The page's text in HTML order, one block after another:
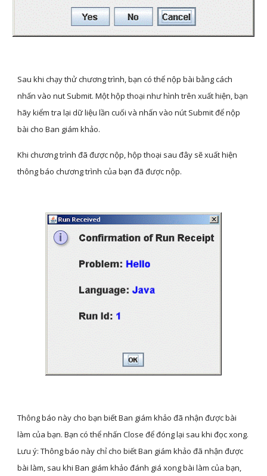
Sau khi chạy thử chương trình, bạn có thể nộp bài bằng cách
nhấn vào nut Submit. Một hộp thoại như hình trên xuất hiện, bạn
hãy kiểm tra lại dữ liệu lần cuối và nhấn vào nút Submit để nộp
bài cho Ban giám khảo.
Khi chương trình đã được nộp, hộp thoại sau đây sẽ xuất hiện
thông báo chương trình của bạn đã được nộp.
Thông báo này cho bạn biết Ban giám khảo đã nhận được bài
làm của bạn. Bạn có thể nhấn Close để đóng lại sau khi đọc xong.
Lưu ý: Thông báo này chỉ cho biết Ban giám khảo đã nhận được
bài làm, sau khi Ban giám khảo đánh giá xong bài làm của bạn,